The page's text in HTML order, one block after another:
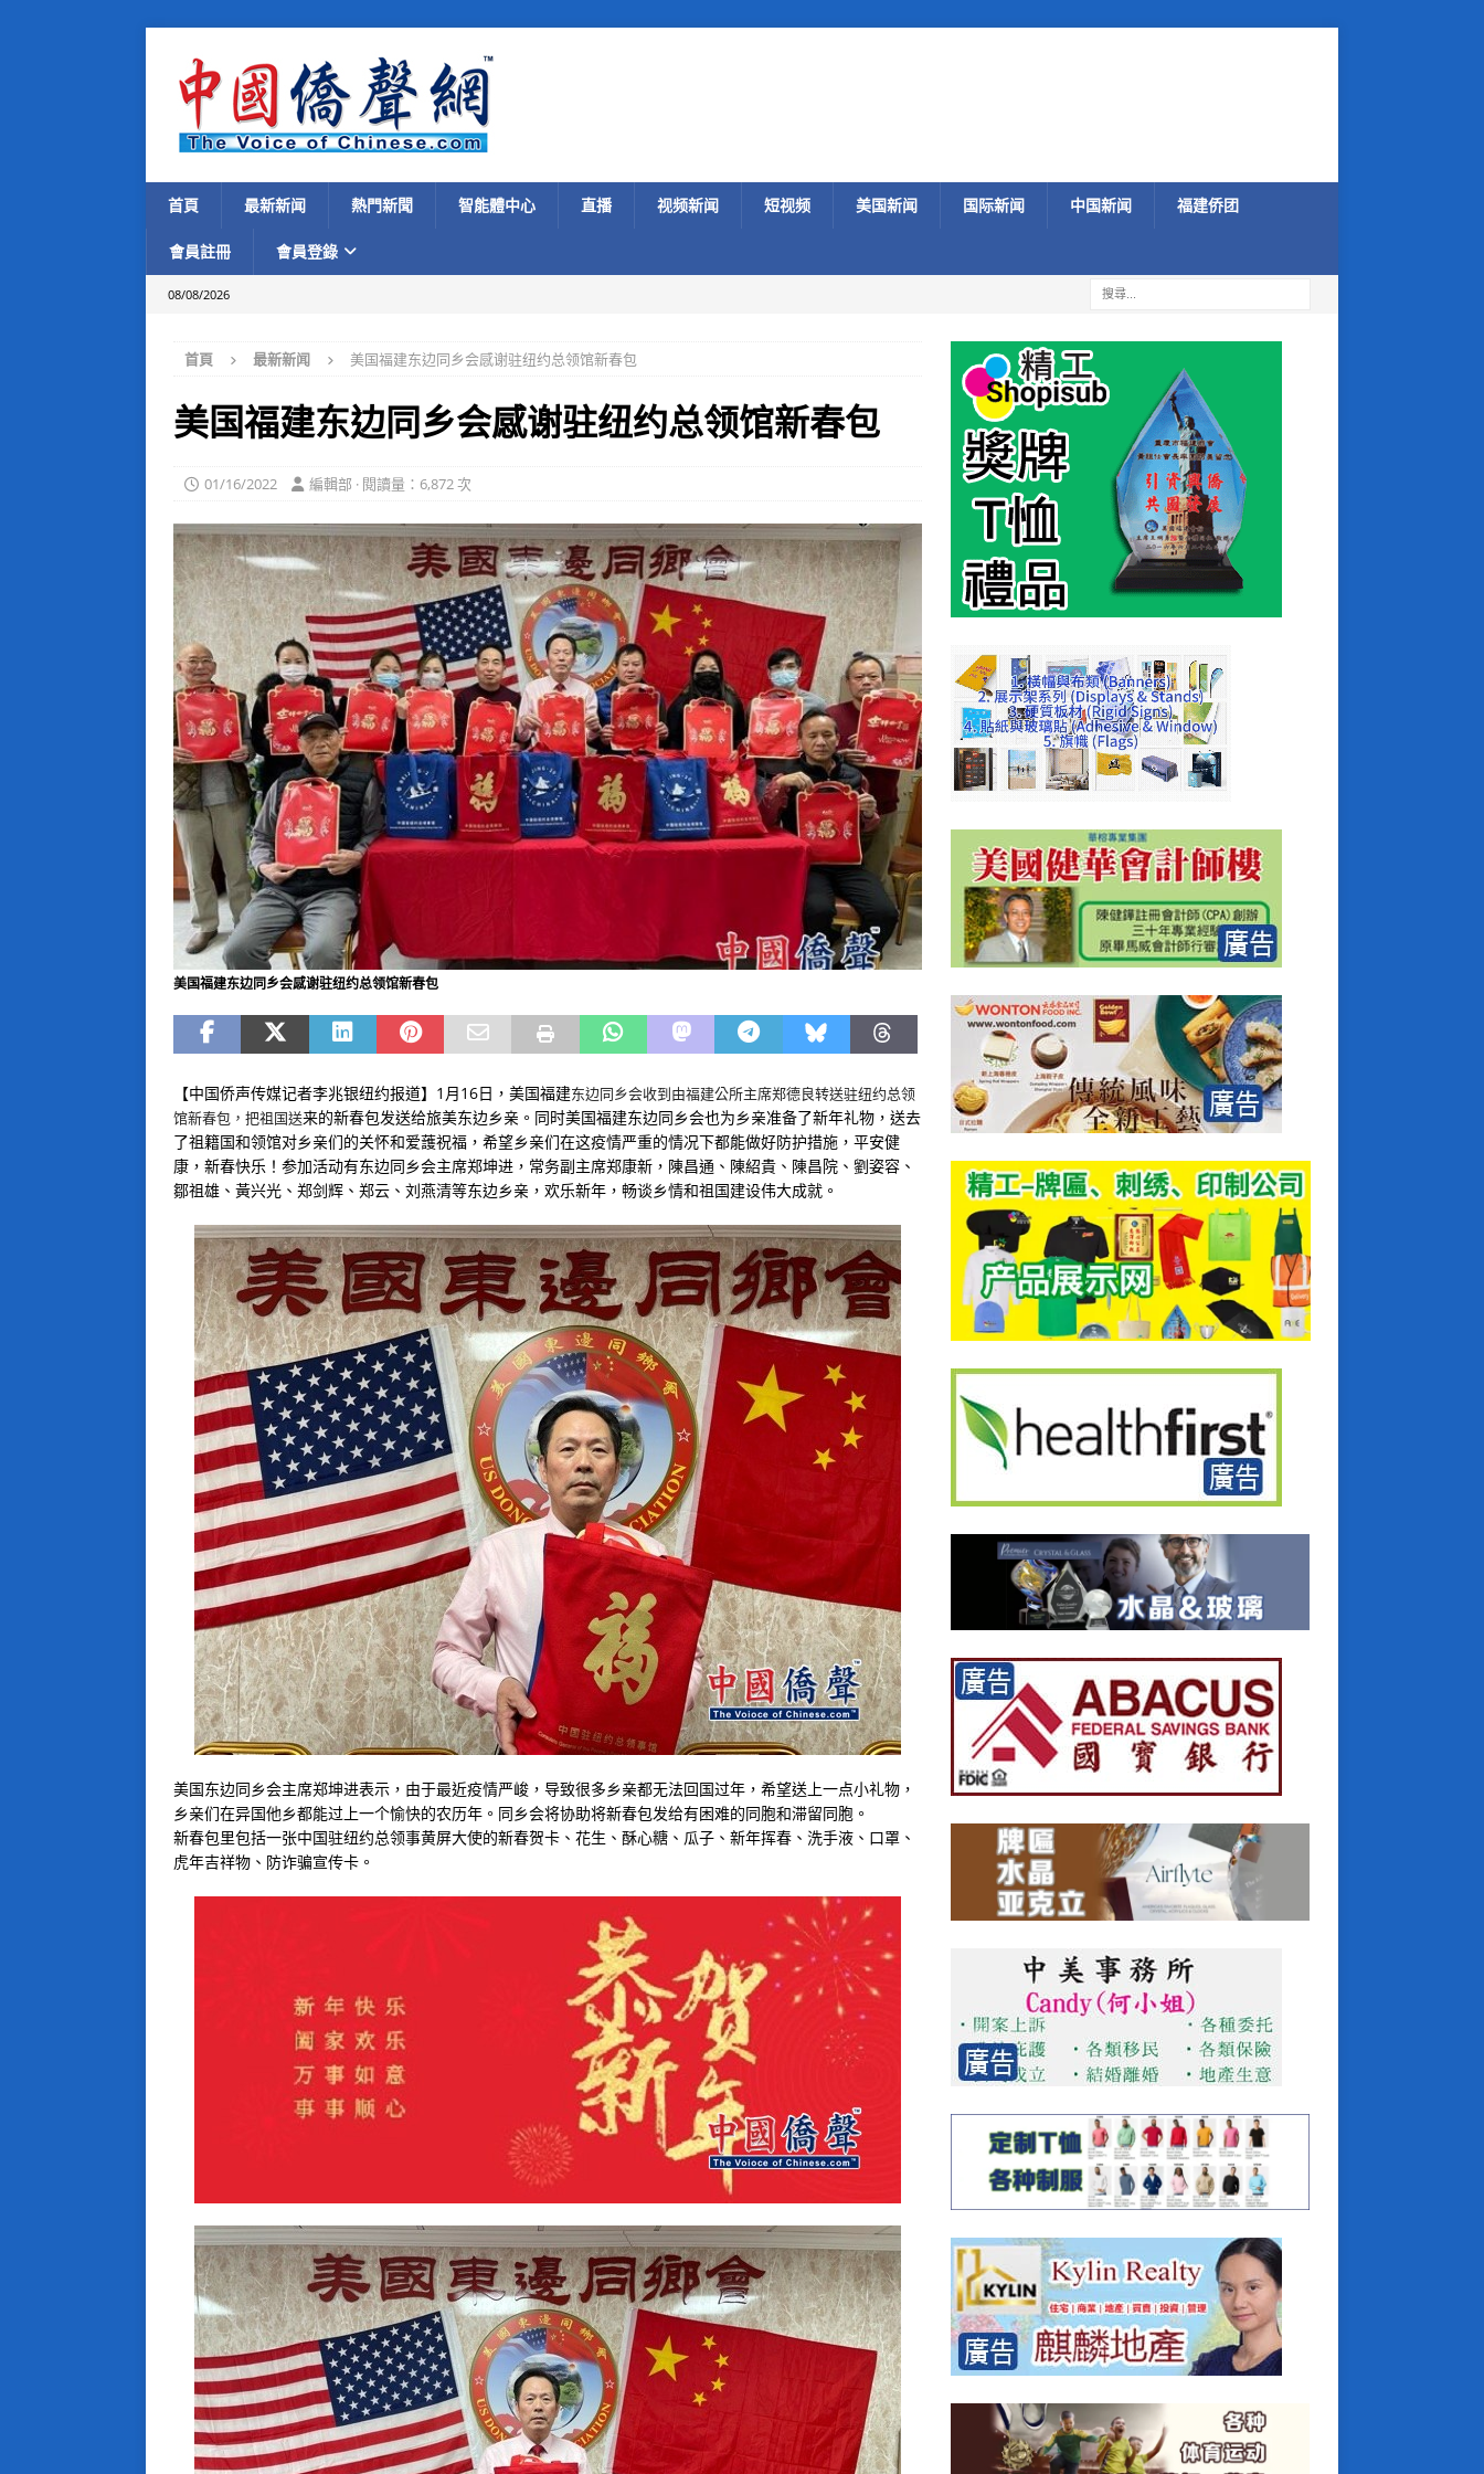
首頁 最新新闻 熱門新聞 智能體中心 直播 视频新闻 短视频 美国新闻 国际新闻 中国新闻 福建侨团
會員註冊 會員登錄
08/08/2026
首頁 最新新闻 美国福建东边同乡会感谢驻纽约总领馆新春包
美国福建东边同乡会感谢驻纽约总领馆新春包
01/16/2022 編輯部 · 閱讀量：6,872 次
美国福建东边同乡会感谢驻纽约总领馆新春包
【中国侨声传媒记者李兆银纽约报道】1月16日，美国福建东边同乡会收到由福建公所主席郑德良转送驻纽约总领
馆新春包，把祖国送来的新春包发送给旅美东边乡亲。同时美国福建东边同乡会也为乡亲准备了新年礼物，送去
了祖籍国和领馆对乡亲们的关怀和爱䕶祝福，希望乡亲们在这疫情严重的情况下都能做好防护措施，平安健
康，新春快乐！参加活动有东边同乡会主席郑坤进，常务副主席郑康新，陳昌通、陳紹貴、陳昌院、劉姿容、
鄒祖雄、黃兴光、郑剑辉、郑云、刘燕清等东边乡亲，欢乐新年，畅谈乡情和祖国建设伟大成就。
美国东边同乡会主席郑坤进表示，由于最近疫情严峻，导致很多乡亲都无法回国过年，希望送上一点小礼物，
乡亲们在异国他乡都能过上一个愉快的农历年。同乡会将协助将新春包发给有困难的同胞和滞留同胞。
新春包里包括一张中国驻纽约总领事黄屏大使的新春贺卡、花生、酥心糖、瓜子、新年挥春、洗手液、口罩、
虎年吉祥物、防诈骗宣传卡。